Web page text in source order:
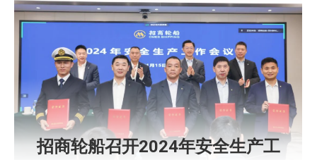
招商轮船召开2024年安全生产工